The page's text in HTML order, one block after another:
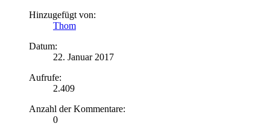
Hinzugefügt von:
Thom
Datum:
22. Januar 2017
Aufrufe:
2.409
Anzahl der Kommentare:
0